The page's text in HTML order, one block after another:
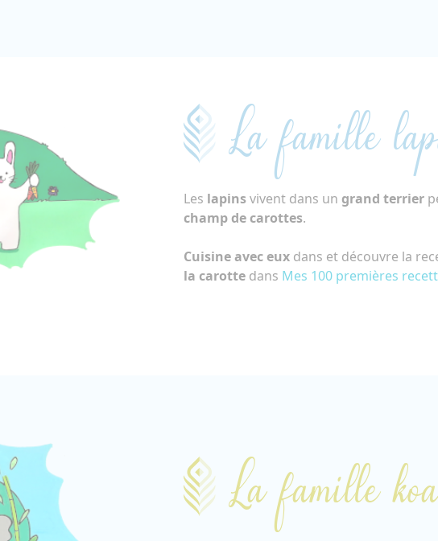
La famille
Les lapinsvivent dans un grand terrier
champ de carottes.
Cuisine avec eux dans et découvre la
la carotte dans Mes 100 premières
La famille